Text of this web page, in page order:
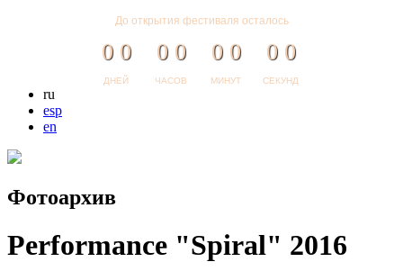
До открытия фестиваля осталось
ДНЕЙ
0 0
ЧАСОВ
0 0
МИНУТ
0 0
СЕКУНД
0 0
ru
esp
en
Фотоархив
Performance "Spiral" 2016